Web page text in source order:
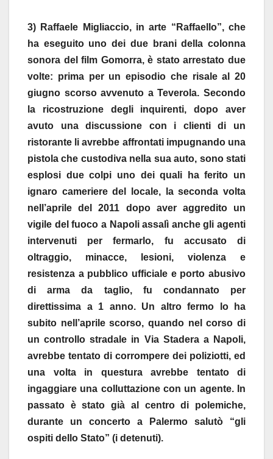
3) Raffaele Migliaccio, in arte “Raffaello”, che
ha eseguito uno dei due brani della colonna
sonora del film Gomorra, è stato arrestato due
volte: prima per un episodio che risale al 20
giugno scorso avvenuto a Teverola. Secondo
la ricostruzione degli inquirenti, dopo aver
avuto una discussione con i clienti di un
ristorante li avrebbe affrontati impugnando una
pistola che custodiva nella sua auto, sono stati
esplosi due colpi uno dei quali ha ferito un
ignaro cameriere del locale, la seconda volta
nell’aprile del 2011 dopo aver aggredito un
vigile del fuoco a Napoli assalì anche gli agenti
intervenuti per fermarlo, fu accusato di
oltraggio, minacce, lesioni, violenza e
resistenza a pubblico ufficiale e porto abusivo
di arma da taglio, fu condannato per
direttissima a 1 anno. Un altro fermo lo ha
subito nell’aprile scorso, quando nel corso di
un controllo stradale in Via Stadera a Napoli,
avrebbe tentato di corrompere dei poliziotti, ed
una volta in questura avrebbe tentato di
ingaggiare una colluttazione con un agente. In
passato è stato già al centro di polemiche,
durante un concerto a Palermo salutò “gli
ospiti dello Stato” (i detenuti).